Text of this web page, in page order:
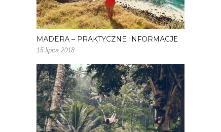
MADERA – PRAKTYCZNE INFORMACJE
15 lipca 2018